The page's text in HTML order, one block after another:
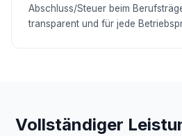
Abschluss/Steuer beim
transparent und für jede
Vollständiger